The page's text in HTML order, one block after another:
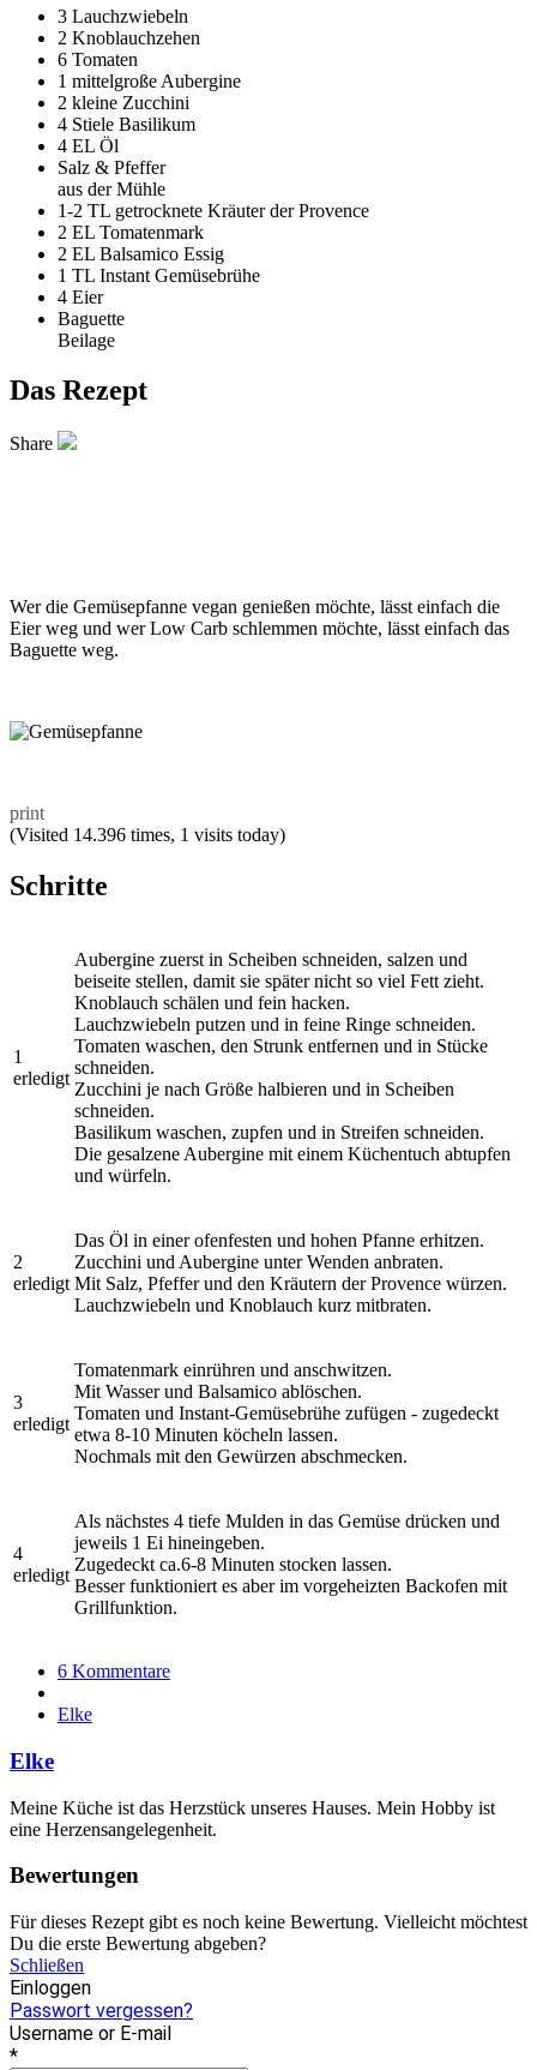
3 Lauchzwiebeln
2 Knoblauchzehen
6 Tomaten
1 mittelgroße Aubergine
2 kleine Zucchini
4 Stiele Basilikum
4 EL Öl
Salz & Pfeffer
aus der Mühle
1-2 TL getrocknete Kräuter der Provence
2 EL Tomatenmark
2 EL Balsamico Essig
1 TL Instant Gemüsebrühe
4 Eier
Baguette
Beilage
Das Rezept
Share
Wer die Gemüsepfanne vegan genießen möchte, lässt einfach die
Eier weg und wer Low Carb schlemmen möchte, lässt einfach das
Baguette weg.
print
(Visited 14.396 times, 1 visits today)
Schritte
1
erledigt
Aubergine zuerst in Scheiben schneiden, salzen und
beiseite stellen, damit sie später nicht so viel Fett zieht.
Knoblauch schälen und fein hacken.
Lauchzwiebeln putzen und in feine Ringe schneiden.
Tomaten waschen, den Strunk entfernen und in Stücke
schneiden.
Zucchini je nach Größe halbieren und in Scheiben
schneiden.
Basilikum waschen, zupfen und in Streifen schneiden.
Die gesalzene Aubergine mit einem Küchentuch abtupfen
und würfeln.
2
erledigt
Das Öl in einer ofenfesten und hohen Pfanne erhitzen.
Zucchini und Aubergine unter Wenden anbraten.
Mit Salz, Pfeffer und den Kräutern der Provence würzen.
Lauchzwiebeln und Knoblauch kurz mitbraten.
3
erledigt
Tomatenmark einrühren und anschwitzen.
Mit Wasser und Balsamico ablöschen.
Tomaten und Instant-Gemüsebrühe zufügen - zugedeckt
etwa 8-10 Minuten köcheln lassen.
Nochmals mit den Gewürzen abschmecken.
4
erledigt
Als nächstes 4 tiefe Mulden in das Gemüse drücken und
jeweils 1 Ei hineingeben.
Zugedeckt ca.6-8 Minuten stocken lassen.
Besser funktioniert es aber im vorgeheizten Backofen mit
Grillfunktion.
6 Kommentare
Elke
Elke
Meine Küche ist das Herzstück unseres Hauses. Mein Hobby ist
eine Herzensangelegenheit.
Bewertungen
Für dieses Rezept gibt es noch keine Bewertung. Vielleicht möchtest
Du die erste Bewertung abgeben?
Schließen
Einloggen
Passwort vergessen?
Username or E-mail
*